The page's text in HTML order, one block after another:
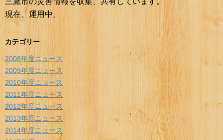
現在、運用中。
カテゴリー
2008年度ニュース
2009年度ニュース
2010年度ニュース
2011年度ニュース
2012年度ニュース
2013年度ニュース
2014年度ニュース